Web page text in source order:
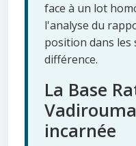
face à un lot
l'analyse du
position dans
différence.
La Base
incarnée